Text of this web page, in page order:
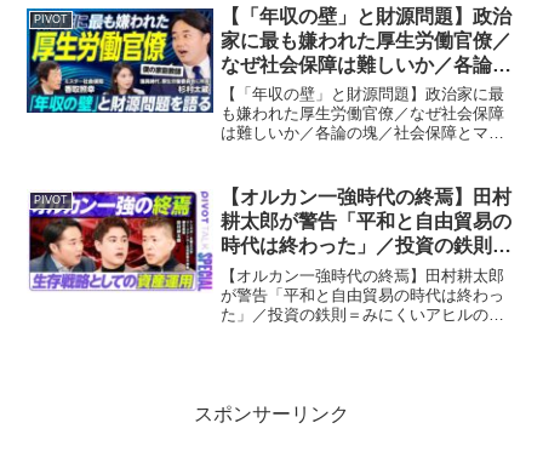
「PIVOT」のYouTubeチャンネルです。
経営、テクノロジ...
PIVOT
【「年収の壁」と財源問題】政治
家に最も嫌われた厚生労働官僚／
なぜ社会保障は難しいか／各論の
塊／社会保障とマクロへの影響／
年収の壁は無くすべき／合理的無
知な世の中【PIVOT】
【「年収の壁」と財源問題】政治家に最
も嫌われた厚生労働官僚／なぜ社会保障
は難しいか／各論の塊／社会保障とマク
像メディア「PIVOT」のYouTubeチャン
ネルです。...
PIVOT
【オルカン一強時代の終焉】田村
耕太郎が警告「平和と自由貿易の
時代は終わった」／投資の鉄則＝
みにくいアヒルの子を探せ／富裕
層大国シンガポールのリアルな実
情【PIVOT】
【オルカン一強時代の終焉】田村耕太郎
が警告「平和と自由貿易の時代は終わっ
た」／投資の鉄則＝みにくいアヒルの子
スポンサーリンク